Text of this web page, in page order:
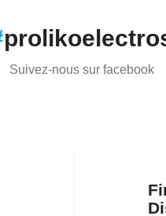
Suivez-nous sur facebook